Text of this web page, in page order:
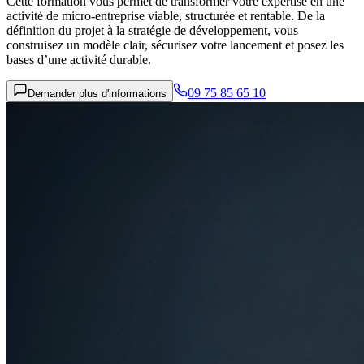
activité de micro-entreprise viable, structurée et rentable. De la
définition du projet à la stratégie de développement, vous
construisez un modèle clair, sécurisez votre lancement et posez les
bases d’une activité durable.
Demander plus d'informations 09 75 85 65 10